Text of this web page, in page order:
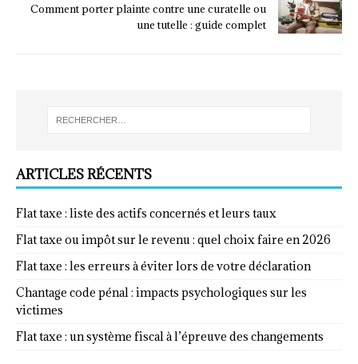
Comment porter plainte contre une curatelle ou
une tutelle : guide complet
ARTICLES RÉCENTS
Flat taxe : liste des actifs concernés et leurs taux
Flat taxe ou impôt sur le revenu : quel choix faire en 2026
Flat taxe : les erreurs à éviter lors de votre déclaration
Chantage code pénal : impacts psychologiques sur les
victimes
Flat taxe : un système fiscal à l’épreuve des changements